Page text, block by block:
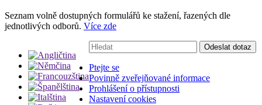
Seznam volně dostupných formulářů ke stažení, řazených dle
jednotlivých odborů. Více zde
Vyhledávání:
Odeslat dotaz
Ptejte se
Povinně zveřejňované informace
Prohlášení o přístupnosti
Nastavení cookies